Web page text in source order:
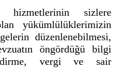
sizlere
yükümlülüklerimizin
düzenlenebilmesi,
öngördüğü bilgi
vergi ve sair